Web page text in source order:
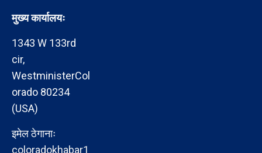
मुख्य कार्यालयः
1343 W 133rd
cir,
WestministerCol
orado 80234
(USA)
इमेल ठेगानाः
coloradokhabar1